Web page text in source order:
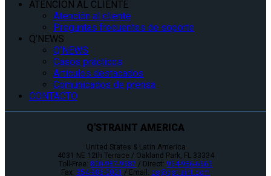
ATENCIÓN AL CLIENTE
Atención al cliente
Preguntas frecuentes de soporte
Q’NEWS
Q’NEWS
Casos prácticos
Artículos destacados
Comunicados de prensa
CONTACTO
Q'STRAINT AMERICA
United States & Latin America
4031 NE 12th Terrace / Oakland Park, FL 33334
Toll-Free: 800-987-9987 / Direct: 954-986-6665
Fax: 954-986-0021 / Email: cs@qstraint.com